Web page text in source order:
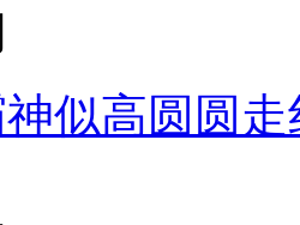
似高圆圆走